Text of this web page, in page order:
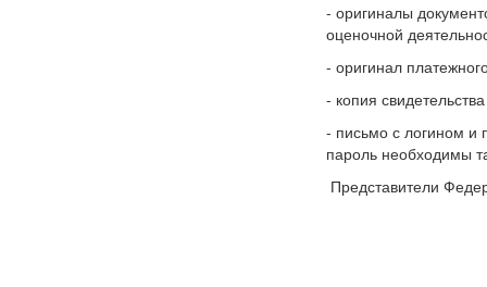
- оригиналы
оценочной
- оригинал
- копия
- письмо с логином и
пароль необходимы
Представители